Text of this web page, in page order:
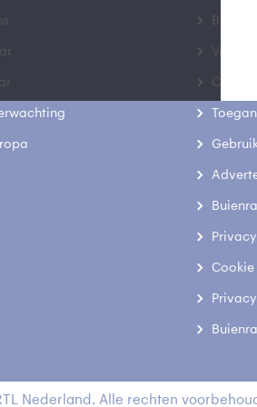
Contact
Nederland. Alle rechten